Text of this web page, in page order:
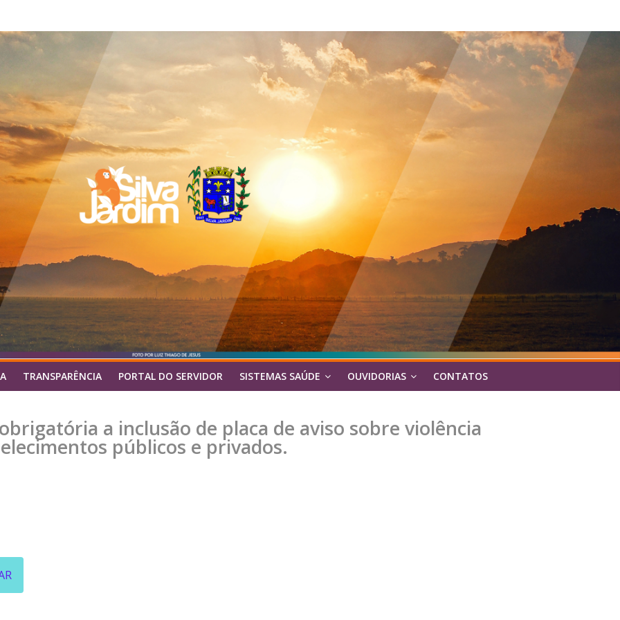
TRANSPARÊNCIA PORTAL DO SERVIDOR SISTEMAS SAÚDE OUVIDORIAS CONTATOS
a inclusão de placa de aviso sobre violência
públicos e privados.